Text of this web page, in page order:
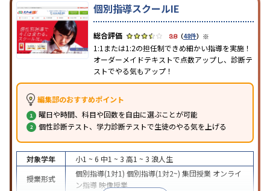
個別指導スクールIE
3.8（48件） ※
1:1または1:2の担任制できめ細かい指導を実施！
オーダーメイドテキストで点数アップし、診断テ
ストでやる気もアップ！
編集部のおすすめポイント
曜日や時間、科目や回数を自由に選ぶことが可能
個性診断テスト、学力診断テストで生徒のやる気を上げる
対象学年 小1 ~ 6 中1 ~ 3 高1 ~ 3 浪人生
授業形式
個別指導(1対1) 個別指導(1対2~) 集団授業 オンライ
ン指導 映像授業